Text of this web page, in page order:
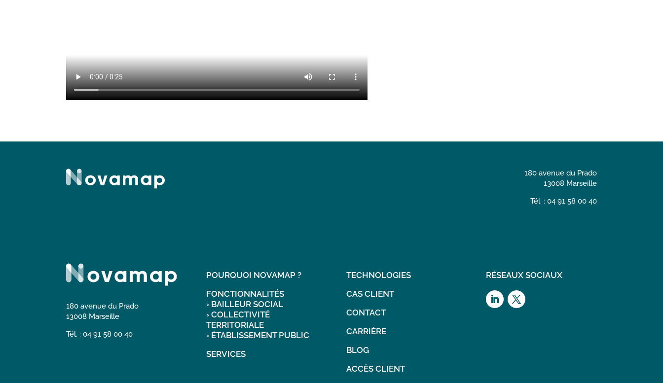
180 avenue du Prado
13008 Marseille
Tél. : 04 91 58 00 40
180 avenue du Prado
13008 Marseille
Tél. : 04 91 58 00 40
POURQUOI NOVAMAP ?
FONCTIONNALITÉS
› BAILLEUR SOCIAL
› COLLECTIVITÉ
TERRITORIALE
› ÉTABLISSEMENT PUBLIC
SERVICES
TECHNOLOGIES
CAS CLIENT
CONTACT
CARRIÈRE
BLOG
ACCÈS CLIENT
RÉSEAUX SOCIAUX